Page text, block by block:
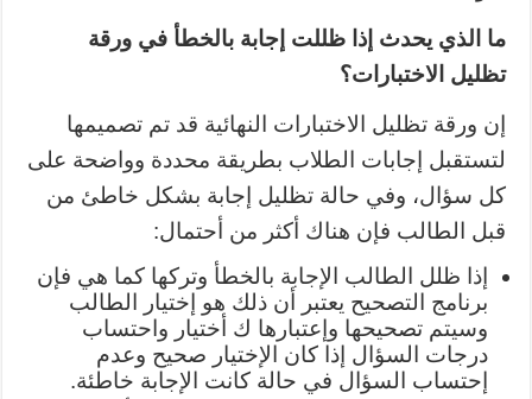
ما الذي يحدث إذا ظللت إجابة بالخطأ في ورقة
تظليل الاختبارات؟
إن ورقة تظليل الاختبارات النهائية قد تم تصميمها
لتستقبل إجابات الطلاب بطريقة محددة وواضحة على
كل سؤال، وفي حالة تظليل إجابة بشكل خاطئ من
قبل الطالب فإن هناك أكثر من أحتمال:
إذا ظلل الطالب الإجابة بالخطأ وتركها كما هي فإن
برنامج التصحيح يعتبر أن ذلك هو إختيار الطالب
وسيتم تصحيحها وإعتبارها ك أختيار واحتساب
درجات السؤال إذا كان الإختيار صحيح وعدم
إحتساب السؤال في حالة كانت الإجابة خاطئة.